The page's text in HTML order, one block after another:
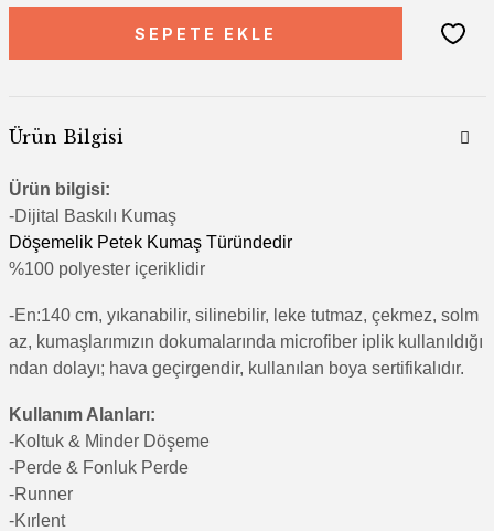
SEPETE EKLE
Ürün Bilgisi
Ürün bilgisi:
-Dijital Baskılı Kumaş
Döşemelik Petek Kumaş Türündedir
%100 polyester içeriklidir
-En:140 cm, yıkanabilir, silinebilir, leke tutmaz, çekmez, solm
az, kumaşlarımızın dokumalarında microfiber iplik kullanıldığı
ndan dolayı; hava geçirgendir, kullanılan boya sertifikalıdır.
Kullanım Alanları:
-Koltuk & Minder Döşeme
-Perde & Fonluk Perde
-Runner
-Kırlent